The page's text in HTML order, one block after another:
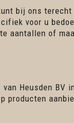
bij ons
voor u
aantallen of
Heusden BV
producten